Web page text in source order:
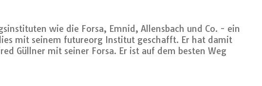
wie die Forsa, Emnid, Allensbach und Co. - ein
mit seinem futureorg Institut geschafft. Er hat damit
Güllner mit seiner Forsa. Er ist auf dem besten Weg